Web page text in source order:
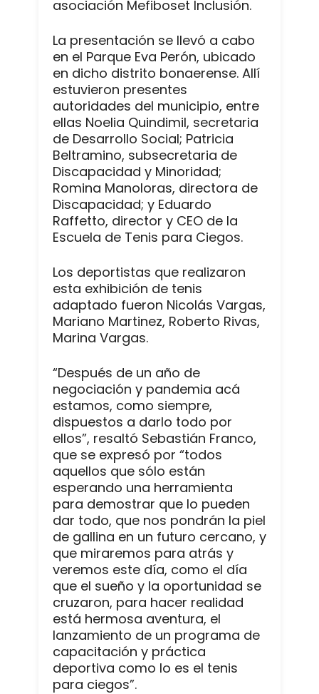
asociación Mefiboset Inclusión.
La presentación se llevó a cabo
en el Parque Eva Perón, ubicado
en dicho distrito bonaerense. Allí
estuvieron presentes
autoridades del municipio, entre
ellas Noelia Quindimil, secretaria
de Desarrollo Social; Patricia
Beltramino, subsecretaria de
Discapacidad y Minoridad;
Romina Manoloras, directora de
Discapacidad; y Eduardo
Raffetto, director y CEO de la
Escuela de Tenis para Ciegos.
Los deportistas que realizaron
esta exhibición de tenis
adaptado fueron Nicolás Vargas,
Mariano Martinez, Roberto Rivas,
Marina Vargas.
“Después de un año de
negociación y pandemia acá
estamos, como siempre,
dispuestos a darlo todo por
ellos”, resaltó Sebastián Franco,
que se expresó por “todos
aquellos que sólo están
esperando una herramienta
para demostrar que lo pueden
dar todo, que nos pondrán la piel
de gallina en un futuro cercano, y
que miraremos para atrás y
veremos este día, como el día
que el sueño y la oportunidad se
cruzaron, para hacer realidad
está hermosa aventura, el
lanzamiento de un programa de
capacitación y práctica
deportiva como lo es el tenis
para ciegos”.